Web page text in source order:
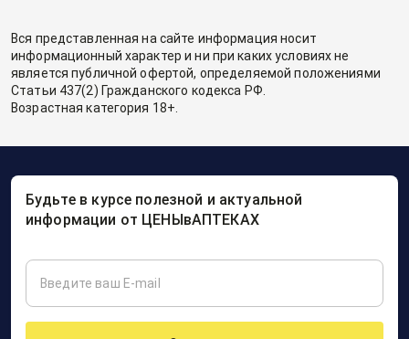
Вся представленная на сайте информация носит
информационный характер и ни при каких условиях не
является публичной офертой, определяемой положениями
Статьи 437(2) Гражданского кодекса РФ.
Возрастная категория 18+.
Будьте в курсе полезной и актуальной
информации от ЦЕНЫвАПТЕКАХ